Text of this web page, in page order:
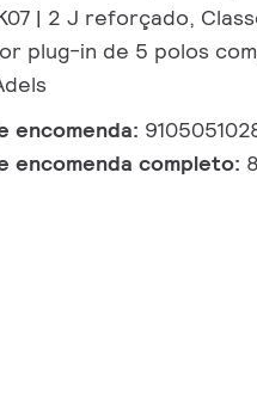
| 2 J reforçado,
plug-in de 5 polos
encomenda:
encomenda completo: